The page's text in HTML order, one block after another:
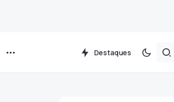
Destaques